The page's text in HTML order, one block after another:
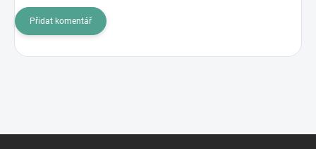
Přidat komentář